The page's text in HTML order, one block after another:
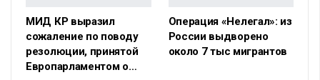
МИД КР выразил
сожаление по поводу
резолюции, принятой
Европарламентом о…
Операция «Нелегал»: из
России выдворено
около 7 тыс мигрантов